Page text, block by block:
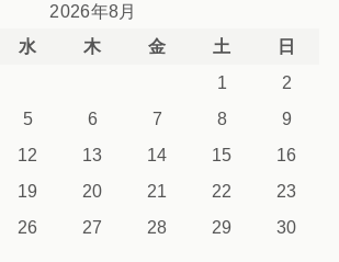
2026年8月
水 木 金 土
日
1
2
5 6 7 8
9
12 13 14 15
16
19 20 21 22
23
26 27 28 29
30